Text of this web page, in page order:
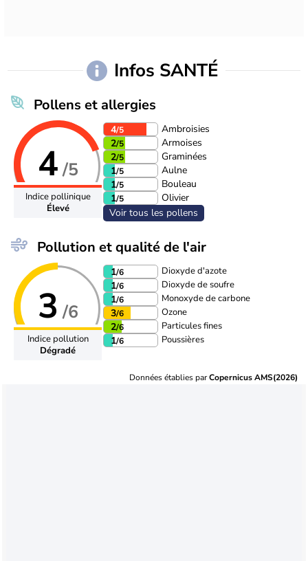
Infos SANTÉ
Pollens et allergies
4/5
Indice pollinique
Élevé
4/5
Ambroisies
2/5
Armoises
2/5
Graminées
1/5
Aulne
1/5
Bouleau
1/5
Olivier
Voir tous les pollens
Pollution et qualité de l'air
3 /6
Indice pollution
Dégradé
1/6 Dioxyde d'azote
1/6 Dioxyde de soufre
1/6 Monoxyde de carbone
3/6 Ozone
2/6 Particules fines
1/6 Poussières
Données établies parCopernicus AMS(2026)